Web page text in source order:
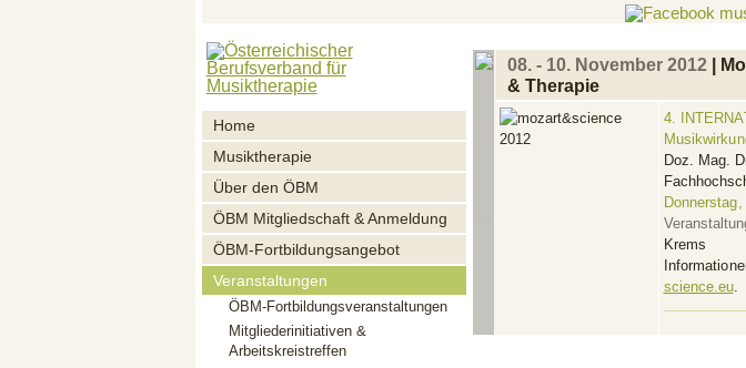
Home
Musiktherapie
Über den ÖBM
ÖBM Mitgliedschaft & Anmeldung
ÖBM-Fortbildungsangebot
Veranstaltungen
ÖBM-Fortbildungsveranstaltungen
Mitgliederinitiativen &
Arbeitskreistreffen
08. - 10. November 2012 |
& Therapie
4.
Doz. Mag.
Krems
science.eu.